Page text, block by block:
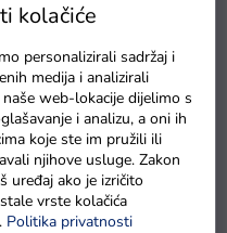
kolačiće
personalizirali sadržaj i
medija i analizirali
web-lokacije dijelimo s
i analizu, a oni ih
koje ste im pružili ili
njihove usluge. Zakon
uređaj ako je izričito
vrste kolačića
Politika privatnosti